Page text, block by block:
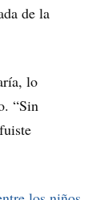
de la
lo
“Sin